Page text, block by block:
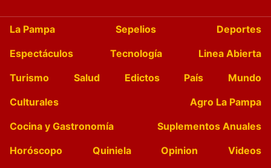
La Pampa Sepelios
Deportes
Espectáculos
Tecnología
Linea Abierta
Turismo
Salud Edictos País
Mundo
Culturales
Agro La Pampa
Cocina y Gastronomía
Suplementos Anuales
Horóscopo
Quiniela Opinion
Videos